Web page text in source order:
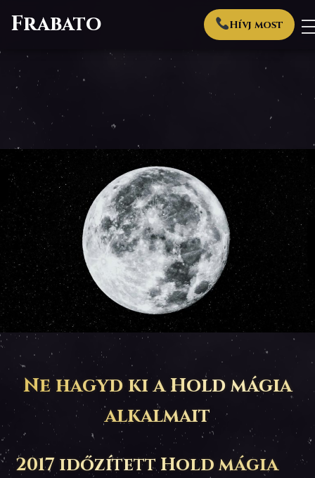
Frabato Hívj most
Ne hagyd ki a Hold mágia
alkalmait
2017 időzített Hold mágia